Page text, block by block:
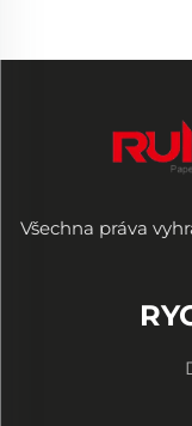
Všechna práva